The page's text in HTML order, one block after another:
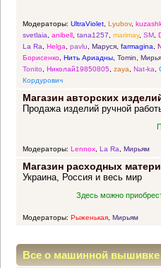
Модераторы: UltraViolet, Lyubov,
svetlaia, anibell, tana1257, marimay, SM,
La Ra, Helga, pavlu, Маруся, farmagina,
Борисенко, Нить Ариадны, Tomin,
Tonito, Николай19850805, zaya, Nat-ka,
Кордурович
Магазин авторских
Продажа изделий ручной
Модераторы: Lennox, La Ra, Мирьям
Магазин расходных
Украина, Россия и весь мир
Здесь можно
Модераторы: Рыженькая, Мирьям
Все о машинной вышивке